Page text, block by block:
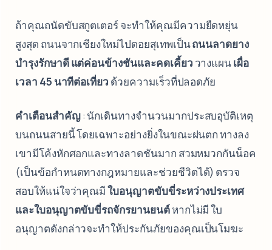
ถ้าคุณถนัดขับสกูตเตอร์ จะทำให้คุณมีความยืดหยุ่น
สูงสุด ถนนจากเชียงใหม่ไปดอยสุเทพเป็นถนนลาดยาง
บำรุงรักษาดี แต่ค่อนข้างชันและคดเคี้ยว วางแผนเผื่อ
เวลา 45 นาทีต่อเที่ยว ด้วยความเร็วที่ปลอดภัย
คำเตือนสำคัญ: นักเดินทางจำนวนมากประสบอุบัติเหตุ
บนถนนสายนี้ โดยเฉพาะอย่างยิ่งในขณะฝนตก ทางลง
เขามีโค้งหักศอกและทางลาดชันมาก สวมหมวกกันน็อค
(เป็นข้อกำหนดทางกฎหมายและช่วยชีวิตได้) ตรวจ
สอบให้แน่ใจว่าคุณมีใบอนุญาตขับขี่ระหว่างประเทศ
และใบอนุญาตขับขี่รถจักรยานยนต์หากไม่มี ใบ
อนุญาตดังกล่าวจะทำให้ประกันภัยของคุณเป็นโมฆะ